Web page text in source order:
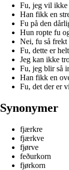
Fu, jeg vil ikke
Han fikk en
Fu på den
Hun ropte fu
Nei, fu så frekt
Fu, dette er
Jeg kan ikke
Fu, jeg blir så
Han fikk en
Fu, det der er
Synonymer
fjærkre
fjærkve
fjørve
feðurkorn
fjørkorn